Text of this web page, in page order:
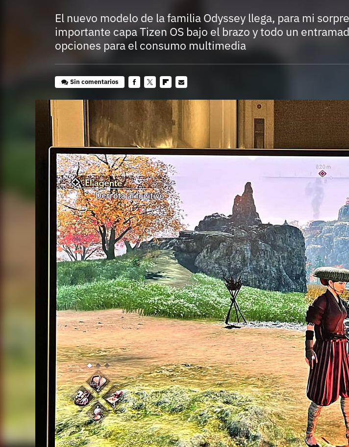
El nuevo modelo de la familia Odyssey llega, para mi
importante capa Tizen OS bajo el brazo y todo un
opciones para el consumo multimedia
Sin comentarios
mail